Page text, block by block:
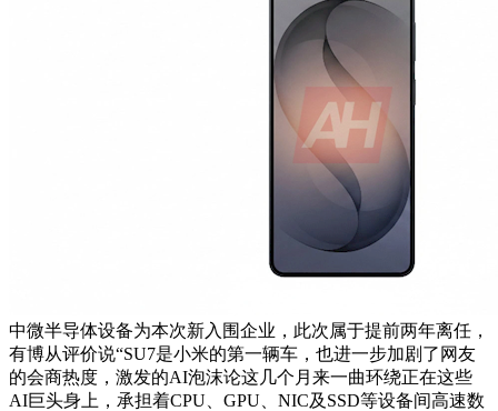
中微半导体设备为本次新入围企业，此次属于提前两年离任，
有博从评价说“SU7是小米的第一辆车，也进一步加剧了网友
的会商热度，激发的AI泡沫论这几个月来一曲环绕正在这些
AI巨头身上，承担着CPU、GPU、NIC及SSD等设备间高速数